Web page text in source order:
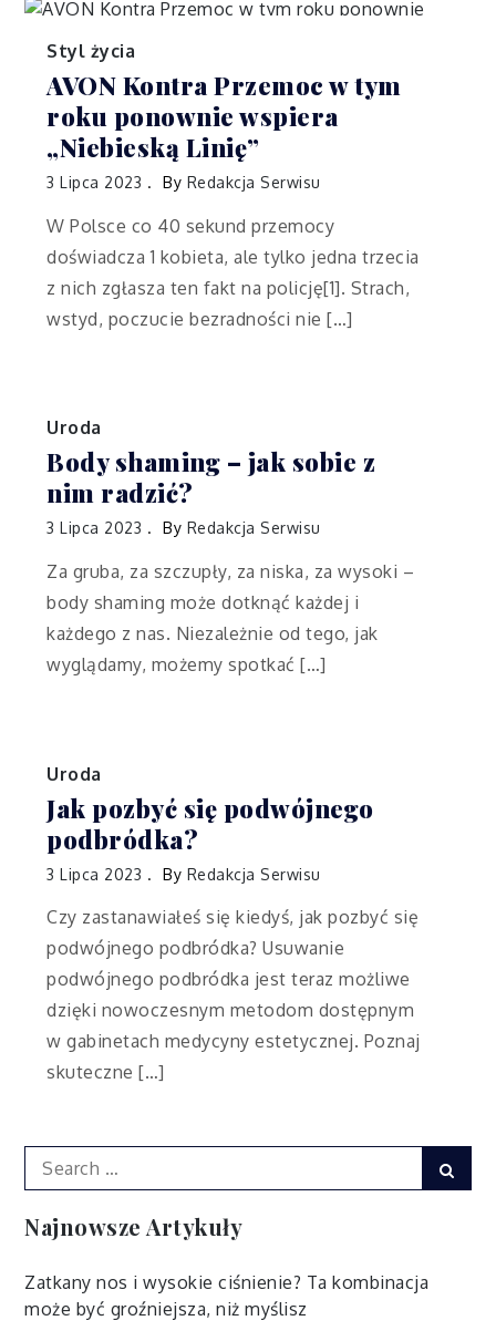
Styl życia
AVON Kontra Przemoc w tym
roku ponownie wspiera
„Niebieską Linię”
3 Lipca 2023 By Redakcja Serwisu
W Polsce co 40 sekund przemocy
doświadcza 1 kobieta, ale tylko jedna trzecia
z nich zgłasza ten fakt na policję[1]. Strach,
wstyd, poczucie bezradności nie […]
Uroda
Body shaming – jak sobie z
nim radzić?
3 Lipca 2023 By Redakcja Serwisu
Za gruba, za szczupły, za niska, za wysoki –
body shaming może dotknąć każdej i
każdego z nas. Niezależnie od tego, jak
wyglądamy, możemy spotkać […]
Uroda
Jak pozbyć się podwójnego
podbródka?
3 Lipca 2023 By Redakcja Serwisu
Czy zastanawiałeś się kiedyś, jak pozbyć się
podwójnego podbródka? Usuwanie
podwójnego podbródka jest teraz możliwe
dzięki nowoczesnym metodom dostępnym
w gabinetach medycyny estetycznej. Poznaj
skuteczne […]
Search
for:
Najnowsze Artykuły
Zatkany nos i wysokie ciśnienie? Ta kombinacja
może być groźniejsza, niż myślisz